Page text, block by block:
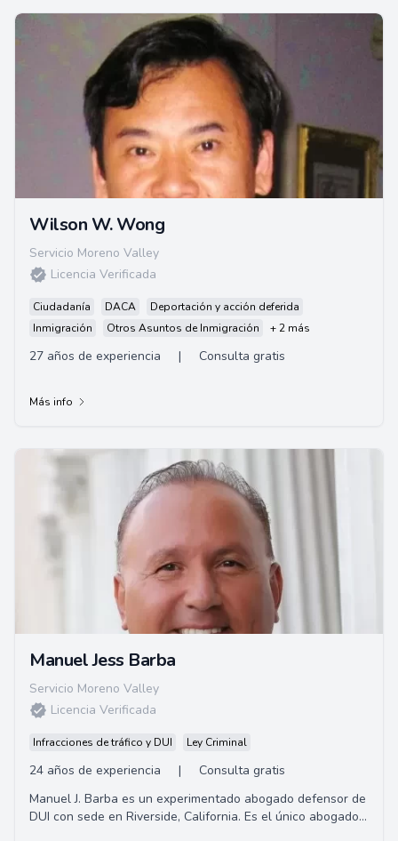
Wilson W. Wong
Servicio Moreno Valley
Licencia Verificada
Ciudadanía DACA
Deportación y acción deferida
Inmigración
Otros Asuntos de Inmigración + 2 más
27 años de experiencia | Consulta gratis
Más info
Manuel Jess Barba
Servicio Moreno Valley
Licencia Verificada
Infracciones de tráfico y DUI Ley Criminal
24 años de experiencia |
Consulta gratis
Manuel J. Barba es un experimentado abogado defensor de
DUI con sede en Riverside, California. Es el único abogado